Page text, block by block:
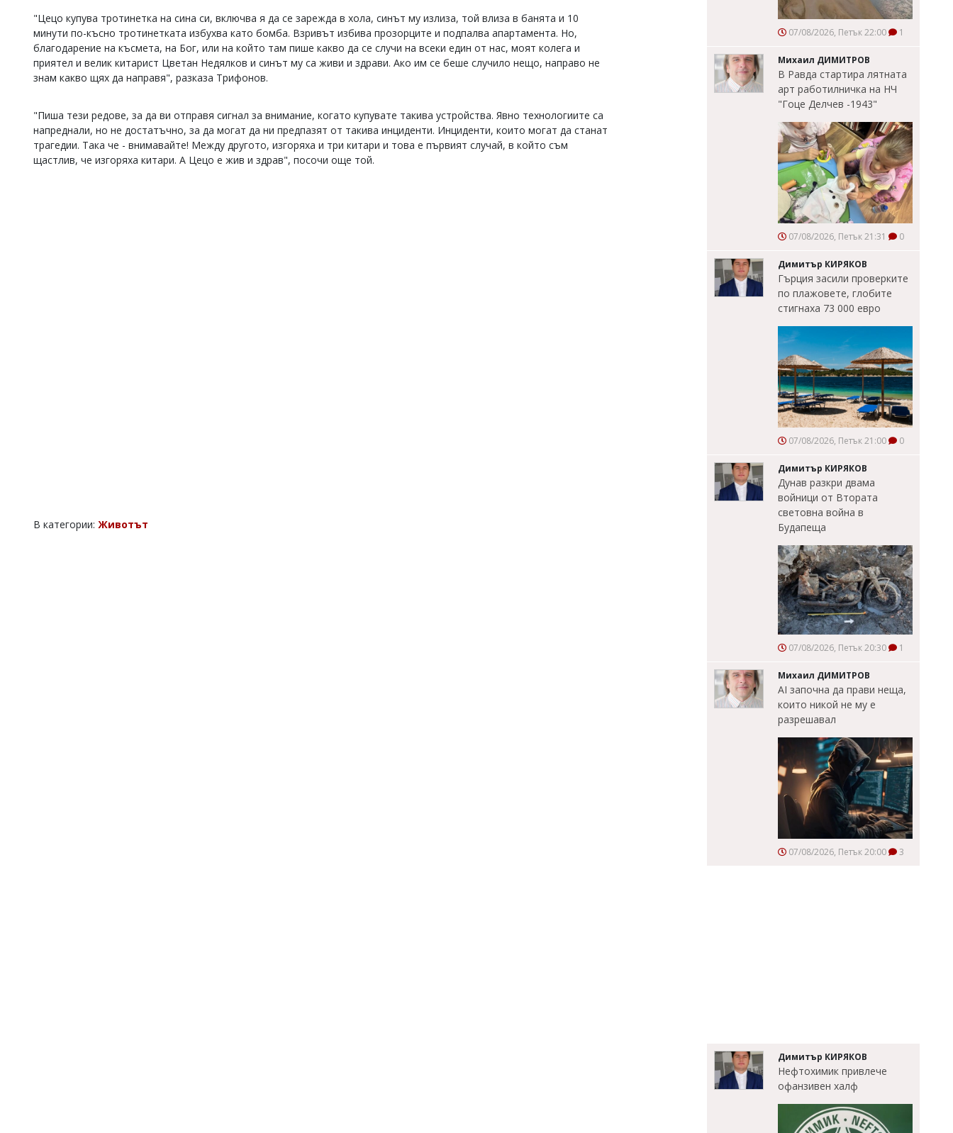
office@flagman.bg
Коментарите
статиите
читателите
редакцията
"Цецо купува тротинетка на сина си, включва я да се зарежда в хола, синът му излиза, той влиза в банята и 10
минути по-късно тротинетката избухва като бомба. Взривът избива прозорците и подпалва апартамента. Но,
благодарение на късмета, на Бог, или на който там пише какво да се случи на всеки един от нас, моят колега и
приятел и велик китарист Цветан Недялков и синът му са живи и здрави. Ако им се беше случило нещо, направо не
знам какво щях да направя", разказа Трифонов.
"Пиша тези редове, за да ви отправя сигнал за внимание, когато купувате такива устройства. Явно технологиите са
напреднали, но не достатъчно, за да могат да ни предпазят от такива инциденти. Инциденти, които могат да станат
трагедии. Така че - внимавайте! Между другото, изгоряха и три китари и това е първият случай, в който съм
щастлив, че изгоряха китари. А Цецо е жив и здрав", посочи още той.
В категории: Животът
07/08/2026, Петък 22:00 1
Михаил ДИМИТРОВ
В Равда стартира лятната
арт работилничка на НЧ
"Гоце Делчев -1943"
07/08/2026, Петък 21:31 0
Димитър КИРЯКОВ
Гърция засили проверките
по плажовете, глобите
стигнаха 73 000 евро
07/08/2026, Петък 21:00 0
Димитър КИРЯКОВ
Дунав разкри двама
войници от Втората
световна война в
Будапеща
07/08/2026, Петък 20:30 1
Михаил ДИМИТРОВ
AI започна да прави неща,
които никой не му е
разрешавал
07/08/2026, Петък 20:00 3
Димитър КИРЯКОВ
Нефтохимик привлече
офанзивен халф